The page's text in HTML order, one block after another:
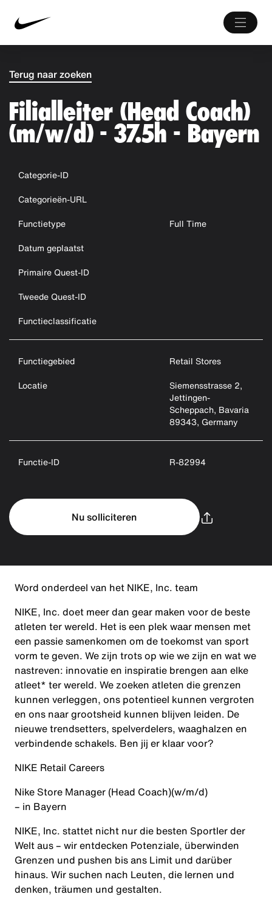
Terug naar zoeken
Filialleiter (Head Coach)
(m/w/d) - 37.5h - Bayern
Categorie-ID
Categorieën-URL
Functietype
Full Time
Datum geplaatst
Primaire Quest-ID
Tweede Quest-ID
Functieclassificatie
Functiegebied
Retail Stores
Locatie
Siemensstrasse 2,
Jettingen-
Scheppach, Bavaria
89343, Germany
Functie-ID R-82994
Nu solliciteren
Word onderdeel van het NIKE, Inc. team
NIKE, Inc. doet meer dan gear maken voor de beste
atleten ter wereld. Het is een plek waar mensen met
een passie samenkomen om de toekomst van sport
vorm te geven. We zijn trots op wie we zijn en wat we
nastreven: innovatie en inspiratie brengen aan elke
atleet* ter wereld. We zoeken atleten die grenzen
kunnen verleggen, ons potentieel kunnen vergroten
en ons naar grootsheid kunnen blijven leiden. De
nieuwe trendsetters, spelverdelers, waaghalzen en
verbindende schakels. Ben jij er klaar voor?
NIKE Retail Careers
Nike Store Manager (Head Coach)(w/m/d)
– in Bayern
NIKE, Inc. stattet nicht nur die besten Sportler der
Welt aus – wir entdecken Potenziale, überwinden
Grenzen und pushen bis ans Limit und darüber
hinaus. Wir suchen nach Leuten, die lernen und
denken, träumen und gestalten.